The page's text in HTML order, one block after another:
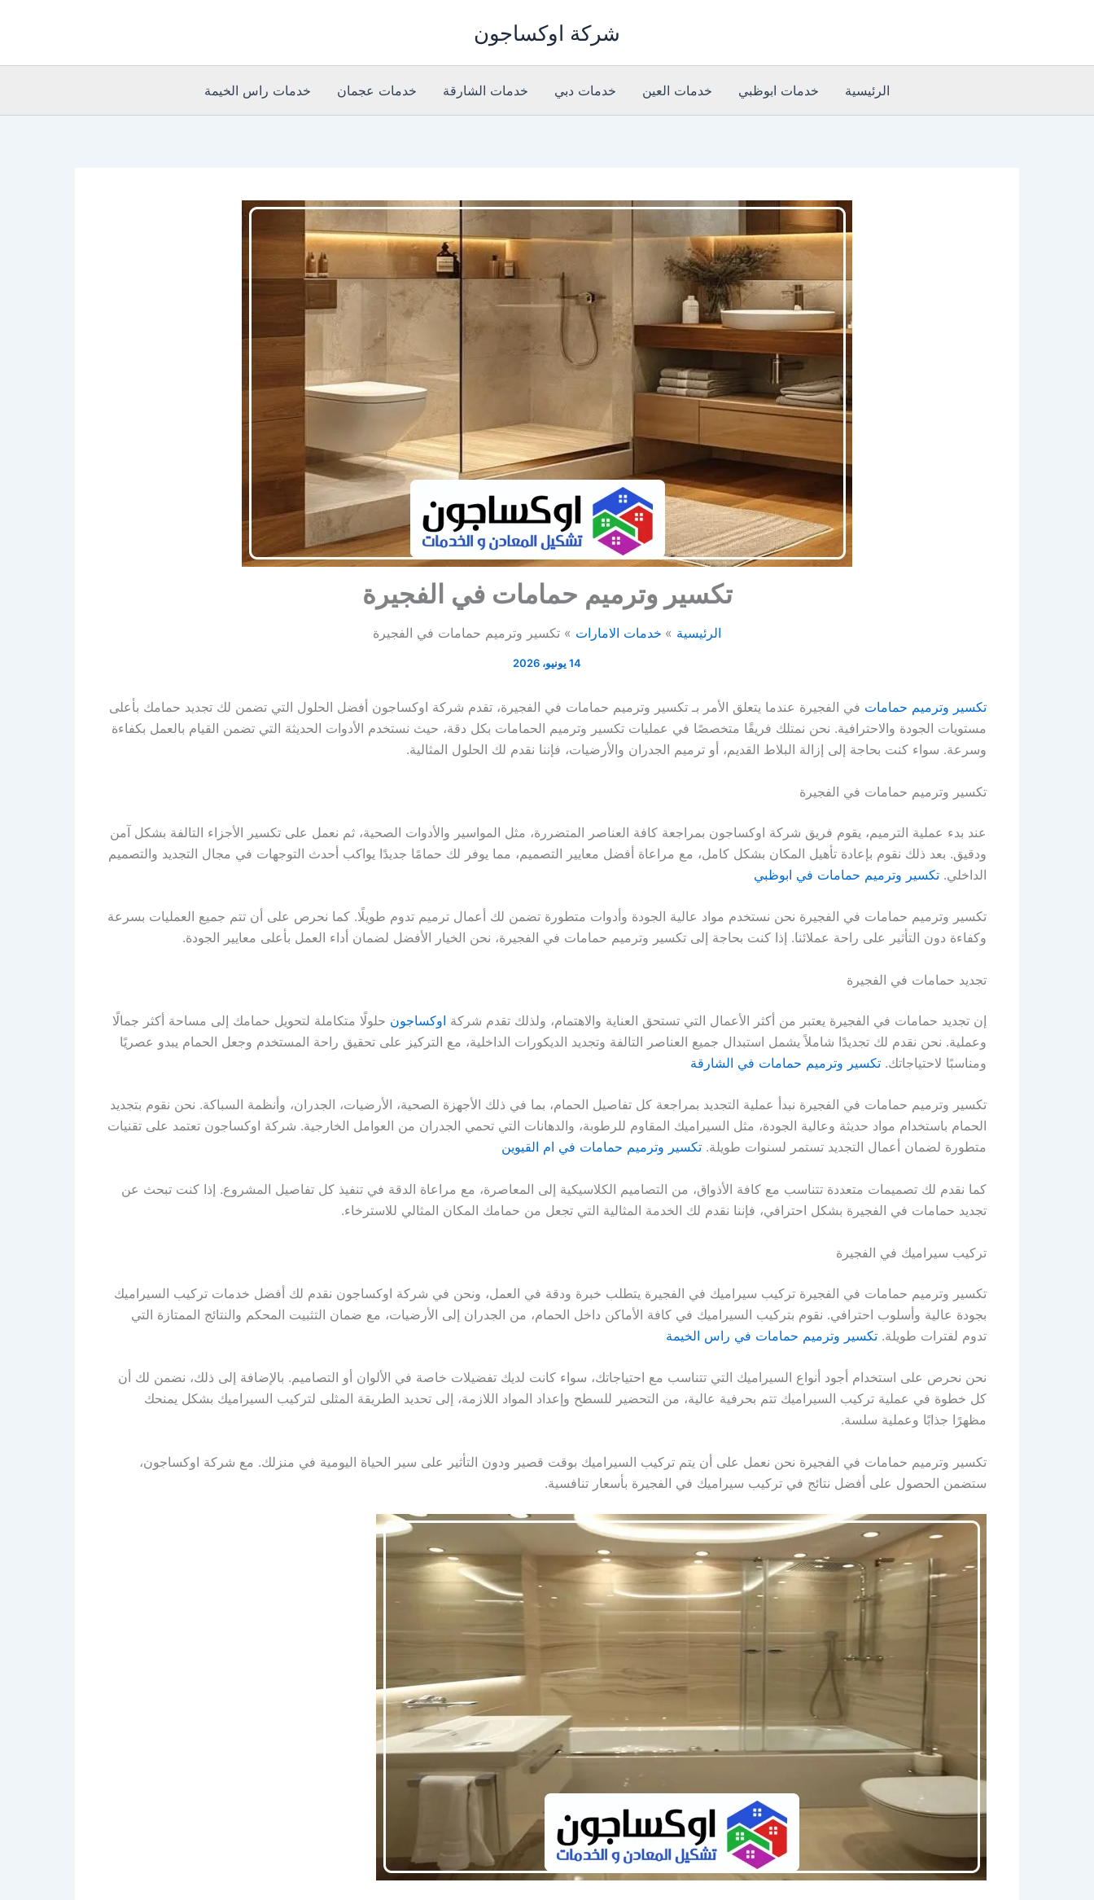
شركة اوكساجون
الرئيسية خدمات ابوظبي خدمات العين خدمات دبي خدمات الشارقة خدمات عجمان خدمات راس الخيمة
تكسير وترميم حمامات في الفجيرة
الرئيسية خدمات الامارات تكسير وترميم حمامات في الفجيرة
14 يونيو، 2026
تكسير وترميم حمامات في الفجيرة عندما يتعلق الأمر بـ تكسير وترميم حمامات في الفجيرة، تقدم شركة اوكساجون أفضل الحلول التي تضمن لك تجديد حمامك بأعلى
مستويات الجودة والاحترافية. نحن نمتلك فريقًا متخصصًا في عمليات تكسير وترميم الحمامات بكل دقة، حيث نستخدم الأدوات الحديثة التي تضمن القيام بالعمل بكفاءة
وسرعة. سواء كنت بحاجة إلى إزالة البلاط القديم، أو ترميم الجدران والأرضيات، فإننا نقدم لك الحلول المثالية.
تكسير وترميم حمامات في الفجيرة
عند بدء عملية الترميم، يقوم فريق شركة اوكساجون بمراجعة كافة العناصر المتضررة، مثل المواسير والأدوات الصحية، ثم نعمل على تكسير الأجزاء التالفة بشكل آمن
ودقيق. بعد ذلك نقوم بإعادة تأهيل المكان بشكل كامل، مع مراعاة أفضل معايير التصميم، مما يوفر لك حمامًا جديدًا يواكب أحدث التوجهات في مجال التجديد والتصميم
الداخلي. تكسير وترميم حمامات في ابوظبي
تكسير وترميم حمامات في الفجيرة نحن نستخدم مواد عالية الجودة وأدوات متطورة تضمن لك أعمال ترميم تدوم طويلًا. كما نحرص على أن تتم جميع العمليات بسرعة
وكفاءة دون التأثير على راحة عملائنا. إذا كنت بحاجة إلى تكسير وترميم حمامات في الفجيرة، نحن الخيار الأفضل لضمان أداء العمل بأعلى معايير الجودة.
تجديد حمامات في الفجيرة
إن تجديد حمامات في الفجيرة يعتبر من أكثر الأعمال التي تستحق العناية والاهتمام، ولذلك تقدم شركة اوكساجون حلولًا متكاملة لتحويل حمامك إلى مساحة أكثر جمالًا
وعملية. نحن نقدم لك تجديدًا شاملاً يشمل استبدال جميع العناصر التالفة وتجديد الديكورات الداخلية، مع التركيز على تحقيق راحة المستخدم وجعل الحمام يبدو عصريًا
ومناسبًا لاحتياجاتك. تكسير وترميم حمامات في الشارقة
تكسير وترميم حمامات في الفجيرة نبدأ عملية التجديد بمراجعة كل تفاصيل الحمام، بما في ذلك الأجهزة الصحية، الأرضيات، الجدران، وأنظمة السباكة. نحن نقوم بتجديد
الحمام باستخدام مواد حديثة وعالية الجودة، مثل السيراميك المقاوم للرطوبة، والدهانات التي تحمي الجدران من العوامل الخارجية. شركة اوكساجون تعتمد على تقنيات
متطورة لضمان أعمال التجديد تستمر لسنوات طويلة. تكسير وترميم حمامات في ام القيوين
كما نقدم لك تصميمات متعددة تتناسب مع كافة الأذواق، من التصاميم الكلاسيكية إلى المعاصرة، مع مراعاة الدقة في تنفيذ كل تفاصيل المشروع. إذا كنت تبحث عن
تجديد حمامات في الفجيرة بشكل احترافي، فإننا نقدم لك الخدمة المثالية التي تجعل من حمامك المكان المثالي للاسترخاء.
تركيب سيراميك في الفجيرة
تكسير وترميم حمامات في الفجيرة تركيب سيراميك في الفجيرة يتطلب خبرة ودقة في العمل، ونحن في شركة اوكساجون نقدم لك أفضل خدمات تركيب السيراميك
بجودة عالية وأسلوب احترافي. نقوم بتركيب السيراميك في كافة الأماكن داخل الحمام، من الجدران إلى الأرضيات، مع ضمان التثبيت المحكم والنتائج الممتازة التي
تدوم لفترات طويلة. تكسير وترميم حمامات في راس الخيمة
نحن نحرص على استخدام أجود أنواع السيراميك التي تتناسب مع احتياجاتك، سواء كانت لديك تفضيلات خاصة في الألوان أو التصاميم. بالإضافة إلى ذلك، نضمن لك أن
كل خطوة في عملية تركيب السيراميك تتم بحرفية عالية، من التحضير للسطح وإعداد المواد اللازمة، إلى تحديد الطريقة المثلى لتركيب السيراميك بشكل يمنحك
مظهرًا جذابًا وعملية سلسة.
تكسير وترميم حمامات في الفجيرة نحن نعمل على أن يتم تركيب السيراميك بوقت قصير ودون التأثير على سير الحياة اليومية في منزلك. مع شركة اوكساجون،
ستضمن الحصول على أفضل نتائج في تركيب سيراميك في الفجيرة بأسعار تنافسية.